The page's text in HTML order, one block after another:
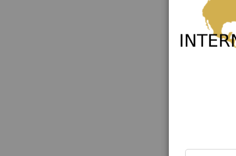
Tantalizing
100,00 €